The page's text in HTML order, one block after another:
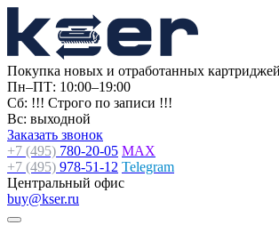
Покупка новых и отработанных
Пн–ПТ: 10:00–19:00
Сб: !!! Строго по записи !!!
Вс: выходной
Заказать звонок
+7 (495) 780-20-05 MAX
+7 (495) 978-51-12 Telegram
Центральный офис
buy@kser.ru